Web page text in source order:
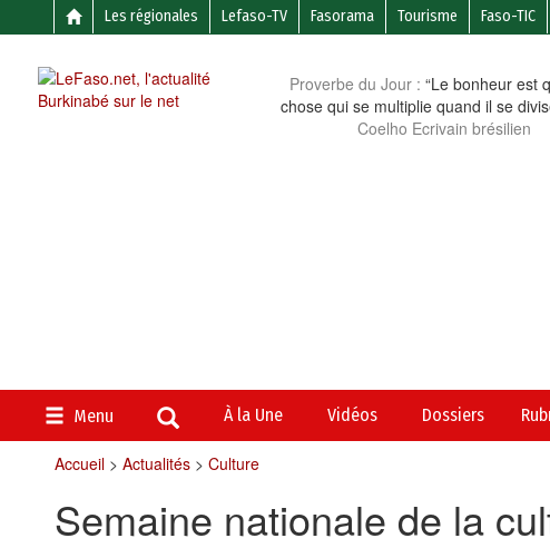
Les régionales Lefaso-TV Fasorama Tourisme Faso-TIC
Proverbe du Jour : “Le bonheur est
chose qui se multiplie quand il se
Coelho Ecrivain brésilien
Menu À la Une Vidéos Dossiers
Accueil> Actualités> Culture
Semaine nationale de la